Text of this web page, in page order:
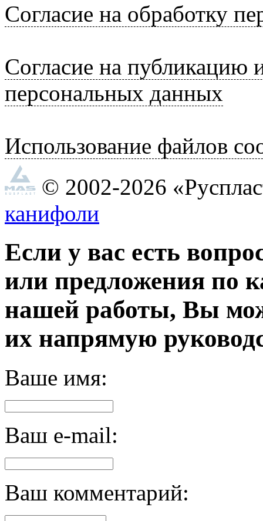
Согласие на обработку
Согласие на публикацию
персональных данных
Использование файлов
© 2002-2026
канифоли
Если у вас есть
или предложения по
нашей работы, Вы
их напрямую
Ваше имя:
Ваш e-mail:
Ваш комментарий: